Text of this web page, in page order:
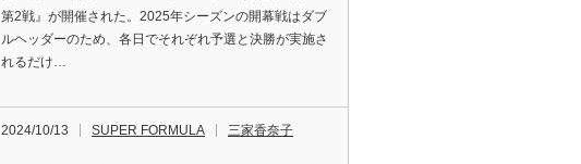
第2戦』が開催された。2025年シーズンの開幕戦はダブ
ルヘッダーのため、各日でそれぞれ予選と決勝が実施さ
れるだけ…
2024/10/13 SUPER FORMULA 三家香奈子